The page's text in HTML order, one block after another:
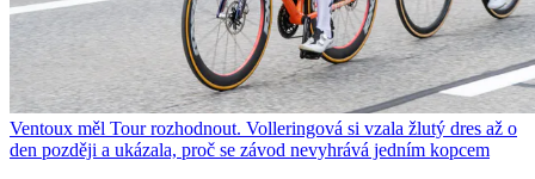
Ventoux měl Tour rozhodnout. Volleringová si vzala žlutý dres až o
den později a ukázala, proč se závod nevyhrává jedním kopcem